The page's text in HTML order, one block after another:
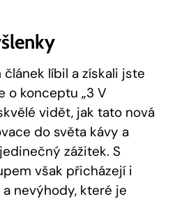
článek líbil a získali jste
o konceptu „3 V
vidět, jak tato nová
do světa kávy a
zážitek. S
⁤však přicházejí i
⁣nevýhody, které je